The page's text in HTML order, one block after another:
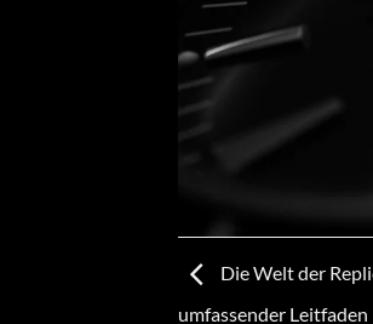
Die Welt der
umfassender Leitfaden